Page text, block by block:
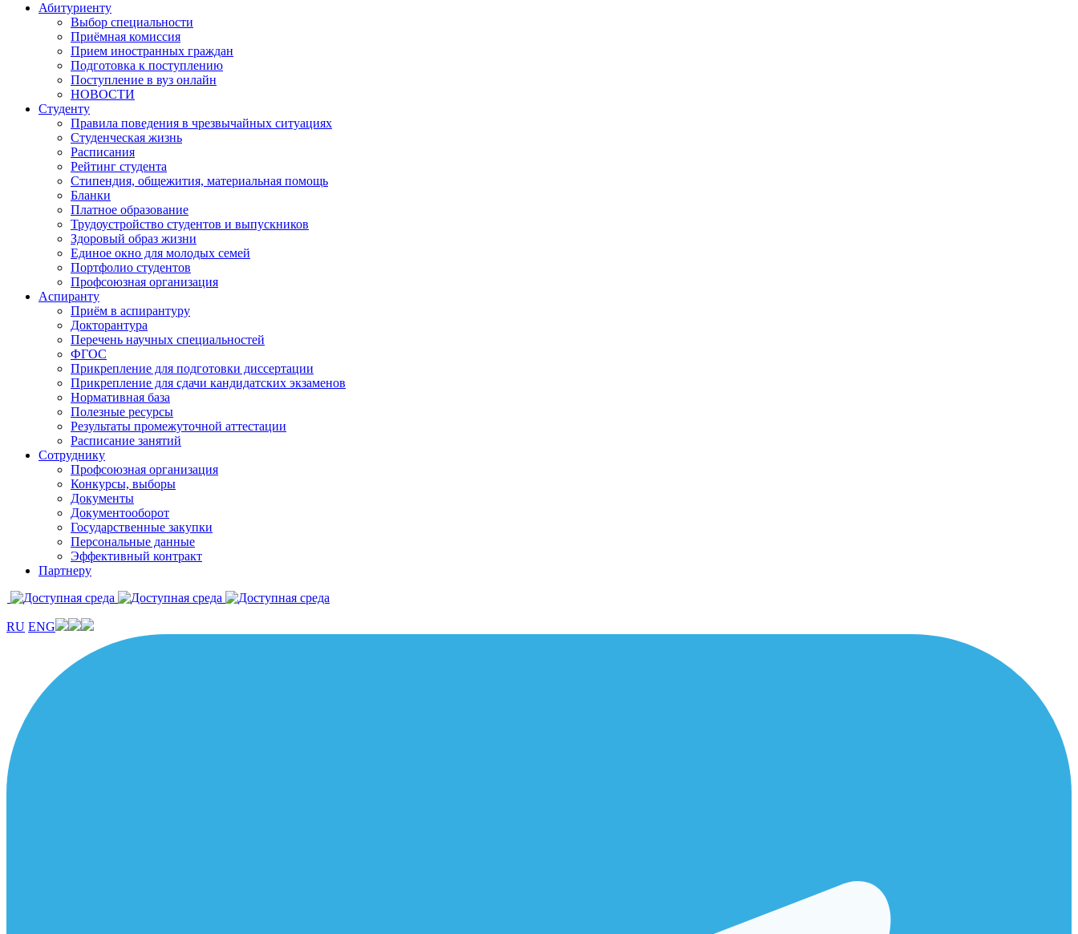
Абитуриенту
Выбор специальности
Приёмная комиссия
Прием иностранных граждан
Подготовка к поступлению
Поступление в вуз онлайн
НОВОСТИ
Студенту
Правила поведения в чрезвычайных ситуациях
Студенческая жизнь
Расписания
Рейтинг студента
Стипендия, общежития, материальная помощь
Бланки
Платное образование
Трудоустройство студентов и выпускников
Здоровый образ жизни
Единое окно для молодых семей
Портфолио студентов
Профсоюзная организация
Аспиранту
Приём в аспирантуру
Докторантура
Перечень научных специальностей
ФГОС
Прикрепление для подготовки диссертации
Прикрепление для сдачи кандидатских экзаменов
Нормативная база
Полезные ресурсы
Результаты промежуточной аттестации
Расписание занятий
Сотруднику
Профсоюзная организация
Конкурсы, выборы
Документы
Документооборот
Государственные закупки
Персональные данные
Эффективный контракт
Партнеру
RU ENG